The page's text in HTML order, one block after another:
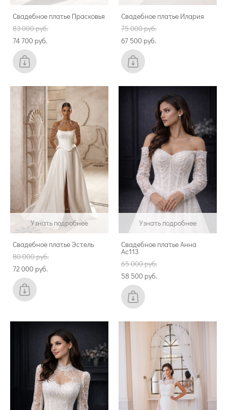
Свадебное платье Прасковья
83 000 pуб.
74 700 pуб.
Свадебное платье Илария
75 000 pуб.
67 500 pуб.
Узнать подробнее
Свадебное платье Эстель
80 000 pуб.
72 000 pуб.
Узнать подробнее
Свадебное платье Анна
Ас113
65 000 pуб.
58 500 pуб.